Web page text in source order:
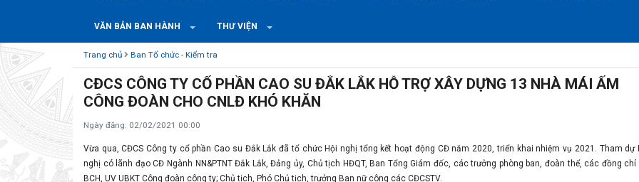
VĂN BẢN BAN HÀNH THƯ VIỆN
Trang chủ Ban Tổ chức - Kiểm tra
CĐCS CÔNG TY CỔ PHẦN CAO SU ĐẮK LẮK HỖ TRỢ XÂY DỰNG 13 NHÀ MÁI ẤM
CÔNG ĐOÀN CHO CNLĐ KHÓ KHĂN
Ngày đăng: 02/02/2021 00:00
Vừa qua, CĐCS Công ty cổ phần Cao su Đắk Lắk đã tổ chức Hội nghị tổng kết hoạt động CĐ năm 2020, triển khai nhiệm vụ 2021. Tham dự
nghị có lãnh đạo CĐ Ngành NN&PTNT Đắk Lắk, Đảng ủy, Chủ tịch HĐQT, Ban Tổng Giám đốc, các trưởng phòng ban, đoàn thể, các đồng chí
BCH, UV UBKT Công đoàn công ty; Chủ tịch, Phó Chủ tịch, trưởng Ban nữ công các CĐCSTV.